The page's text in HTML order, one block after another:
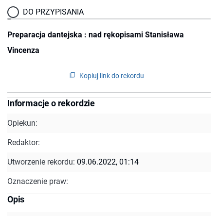
DO PRZYPISANIA
Preparacja dantejska : nad rękopisami Stanisława
Vincenza
Kopiuj link do rekordu
Informacje o rekordzie
Opiekun:
Redaktor:
Utworzenie rekordu: 09.06.2022, 01:14
Oznaczenie praw:
Opis